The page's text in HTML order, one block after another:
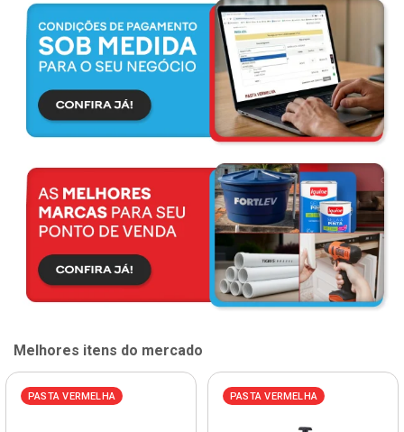
Melhores itens do mercado
PASTA VERMELHA PASTA VERMELHA